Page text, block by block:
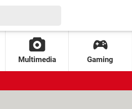
Multimedia Gaming